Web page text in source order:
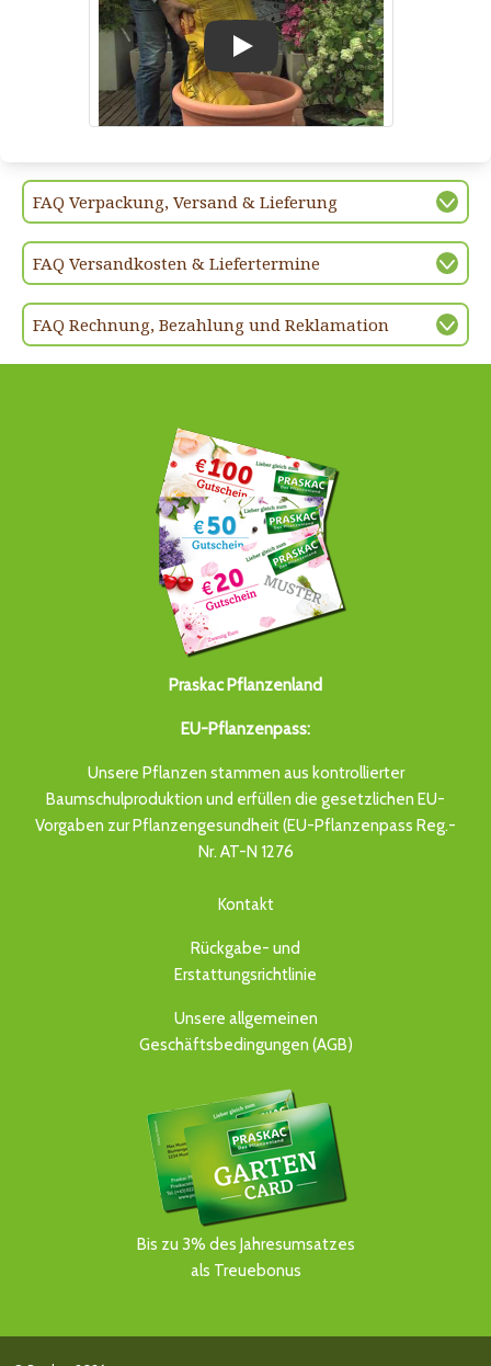
FAQ Verpackung, Versand & Lieferung
FAQ Versandkosten & Liefertermine
FAQ Rechnung, Bezahlung und Reklamation
Praskac Pflanzenland
EU-Pflanzenpass:
Unsere Pflanzen stammen aus kontrollierter
Baumschulproduktion und erfüllen die gesetzlichen EU-
Vorgaben zur Pflanzengesundheit (EU-Pflanzenpass Reg.-
Nr. AT-N 1276
Kontakt
Rückgabe- und
Erstattungsrichtlinie
Unsere allgemeinen
Geschäftsbedingungen (AGB)
Bis zu 3% des Jahresumsatzes
als Treuebonus